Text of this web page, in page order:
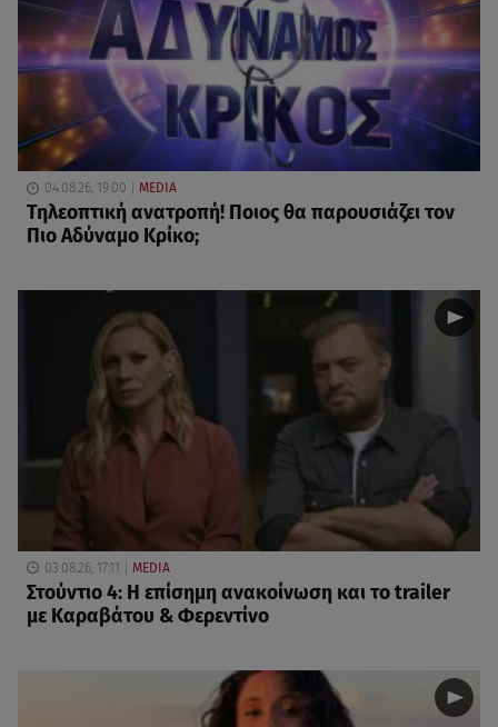
04.08.26, 19:00 MEDIA
Τηλεοπτική ανατροπή! Ποιος θα παρουσιάζει τον
Πιο Αδύναμο Κρίκο;
03.08.26, 17:11 MEDIA
Στούντιο 4: Η επίσημη ανακοίνωση και το trailer
με Καραβάτου & Φερεντίνο